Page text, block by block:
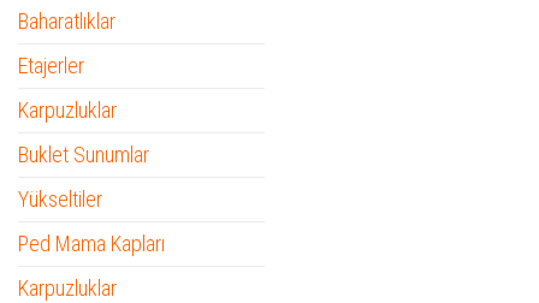
Baharatlıklar
Etajerler
Karpuzluklar
Buklet Sunumlar
Yükseltiler
Ped Mama Kapları
Karpuzluklar